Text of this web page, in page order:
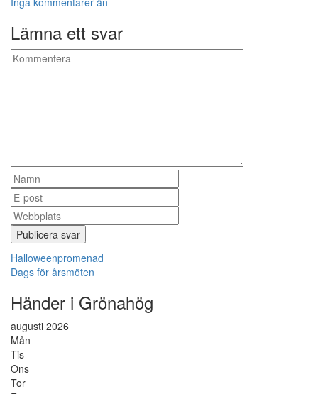
Lämna ett svar
Inläggsnavigering
Halloweenpromenad
Dags för årsmöten
Händer i Grönahög
augusti 2026
Mån
Tis
Ons
Tor